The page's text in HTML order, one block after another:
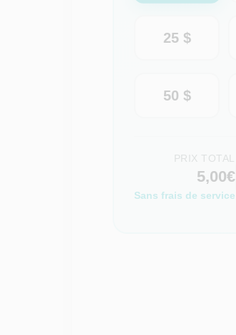
25 $
50 $
PRIX TOTAL
5,00€
Sans frais de service